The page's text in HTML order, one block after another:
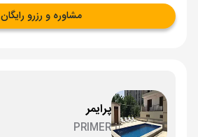
مشاوره و رزرو رایگان
پرایمر
PRIMER